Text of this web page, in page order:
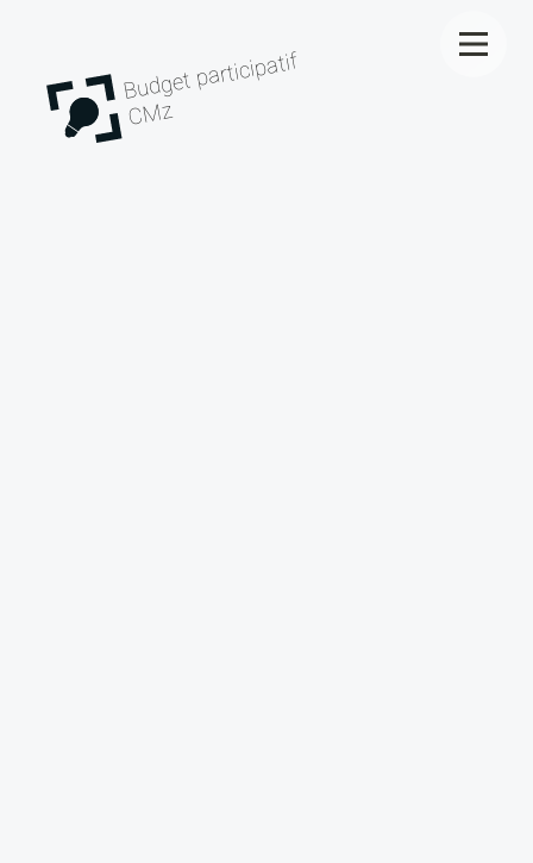
Budget participatif
CMz